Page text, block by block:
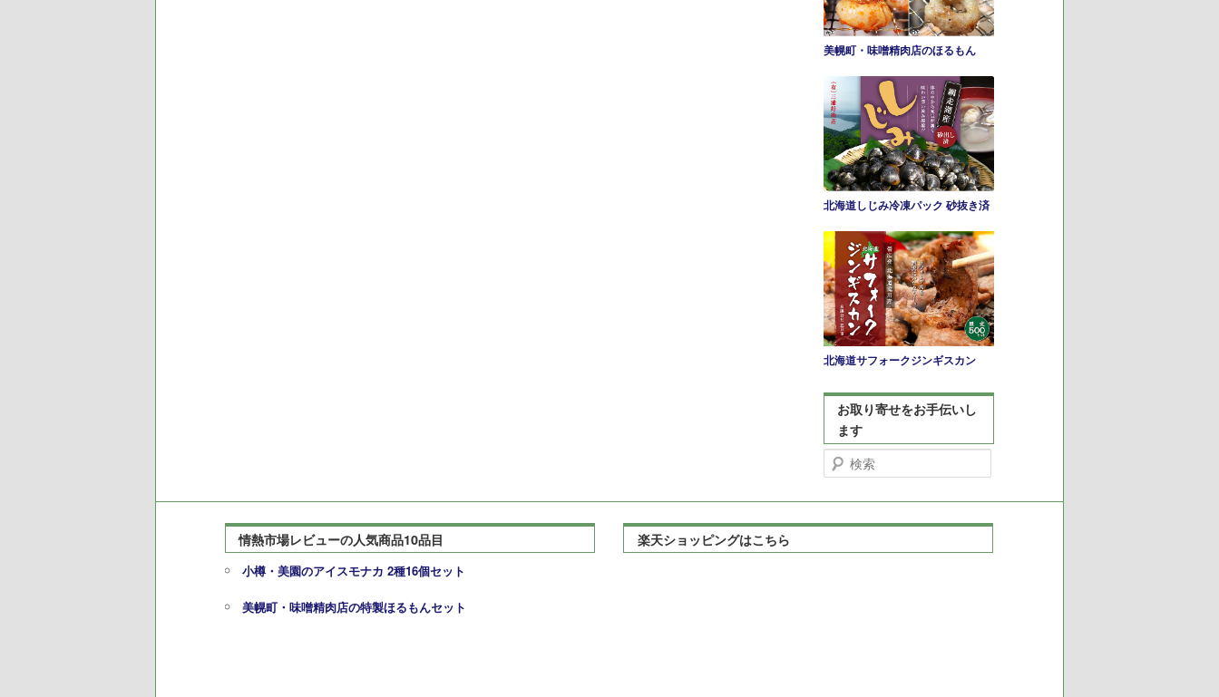
美幌町・味噌精肉店のほるもん
北海道しじみ冷凍パック 砂抜き済
北海道サフォークジンギスカン
お取り寄せをお手伝いし
ます
検
索
情熱市場レビューの人気商品10品目
小樽・美園のアイスモナカ 2種16個セット
美幌町・味噌精肉店の特製ほるもんセット
楽天ショッピングはこちら